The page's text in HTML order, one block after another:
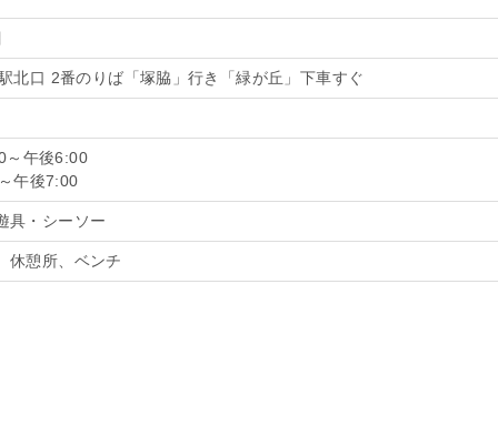
北口 2番のりば「塚脇」行き「緑が丘」下車すぐ
～午後6:00
午後7:00
具・シーソー
休憩所、ベンチ